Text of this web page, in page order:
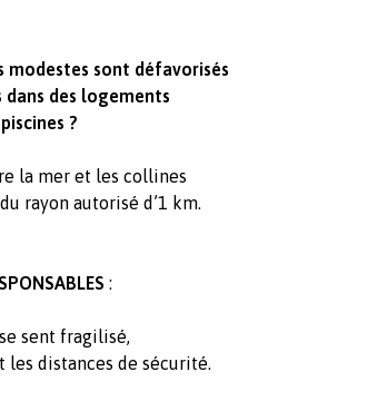
modestes sont défavorisés
des logements
?
la mer et les collines
rayon autorisé d’1 km.
:
sent fragilisé,
les distances de sécurité.